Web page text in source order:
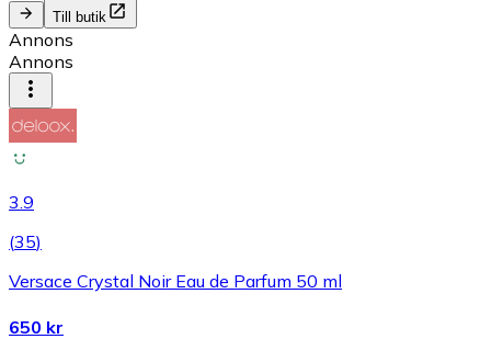
Till butik
Annons
Annons
3.9
(35)
Versace Crystal Noir Eau de Parfum 50 ml
650 kr